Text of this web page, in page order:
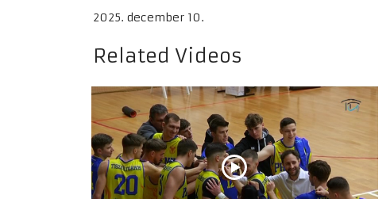
2025. december 10.
Related Videos